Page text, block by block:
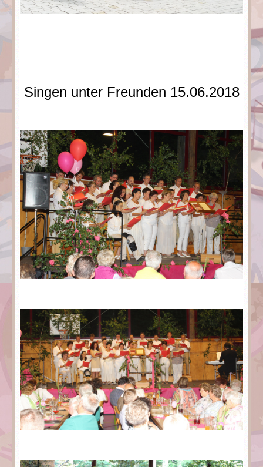
Singen unter Freunden 15.06.2018